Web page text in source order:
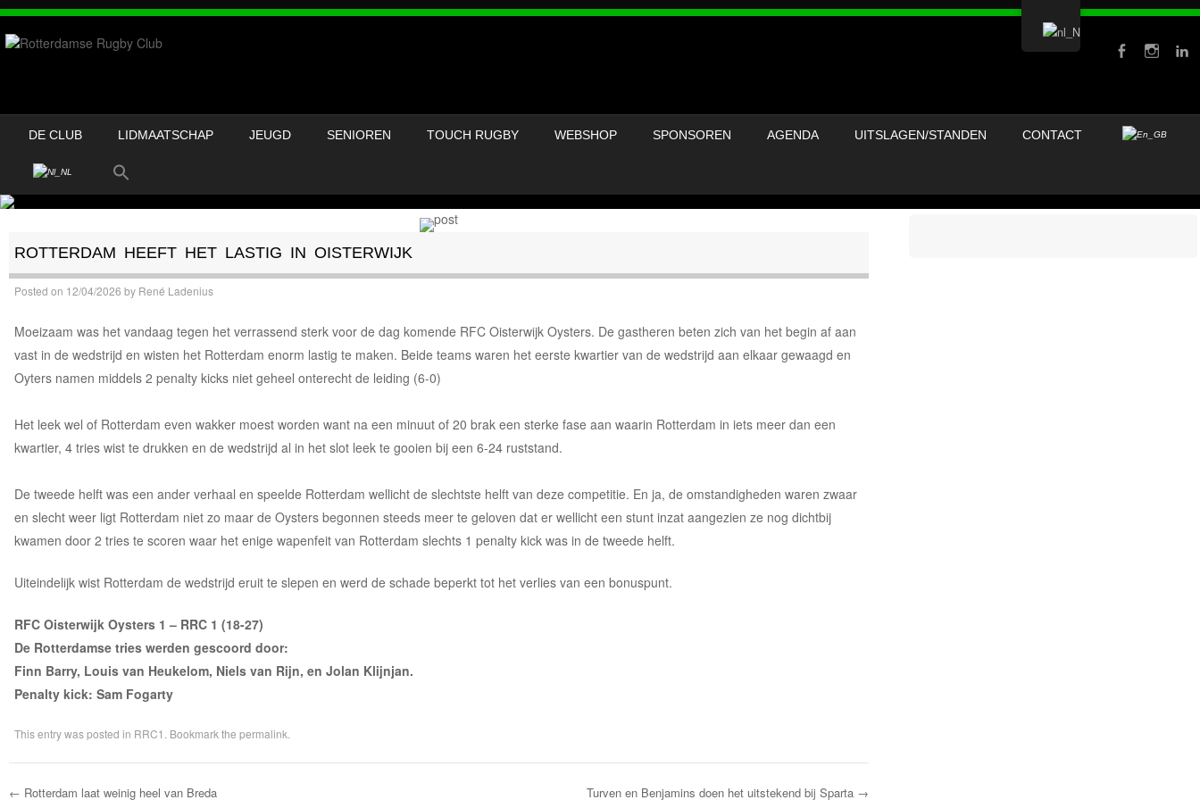
DE CLUB LIDMAATSCHAP JEUGD SENIOREN TOUCH RUGBY WEBSHOP SPONSOREN AGENDA UITSLAGEN/STANDEN CONTACT
ROTTERDAM HEEFT HET LASTIG IN OISTERWIJK
Posted on 12/04/2026 by René Ladenius
Moeizaam was het vandaag tegen het verrassend sterk voor de dag komende RFC Oisterwijk Oysters. De gastheren beten zich van het begin af aan
vast in de wedstrijd en wisten het Rotterdam enorm lastig te maken. Beide teams waren het eerste kwartier van de wedstrijd aan elkaar gewaagd en
Oyters namen middels 2 penalty kicks niet geheel onterecht de leiding (6-0)
Het leek wel of Rotterdam even wakker moest worden want na een minuut of 20 brak een sterke fase aan waarin Rotterdam in iets meer dan een
kwartier, 4 tries wist te drukken en de wedstrijd al in het slot leek te gooien bij een 6-24 ruststand.
De tweede helft was een ander verhaal en speelde Rotterdam wellicht de slechtste helft van deze competitie. En ja, de omstandigheden waren zwaar
en slecht weer ligt Rotterdam niet zo maar de Oysters begonnen steeds meer te geloven dat er wellicht een stunt inzat aangezien ze nog dichtbij
kwamen door 2 tries te scoren waar het enige wapenfeit van Rotterdam slechts 1 penalty kick was in de tweede helft.
Uiteindelijk wist Rotterdam de wedstrijd eruit te slepen en werd de schade beperkt tot het verlies van een bonuspunt.
RFC Oisterwijk Oysters 1 – RRC 1 (18-27)
De Rotterdamse tries werden gescoord door:
Finn Barry, Louis van Heukelom, Niels van Rijn, en Jolan Klijnjan.
Penalty kick: Sam Fogarty
This entry was posted in RRC1 . Bookmark the permalink
← Rotterdam laat weinig heel van Breda Turven en Benjamins doen het uitstekend bij Sparta →